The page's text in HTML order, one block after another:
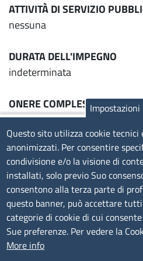
ATTIVITÀ DI SERVIZIO
nessuna
DURATA DELL'IMPEGNO
indeterminata
ONERE COMPLESSIVO A
effettivamente erogate)
€ 0,00
RAPPRESENTANTI
GOVERNO
nessuno
RISULTATO DI BILANCIO 2021
€ 2.921
Questo sito utilizza cookie tecnici
anonimizzati. Per consentire
condivisione e/o la visione di
installati, solo previo Suo
consentono alla terza parte di
questo banner, può accettare
categorie di cookie di cui
Sue preferenze. Per vedere la
More info